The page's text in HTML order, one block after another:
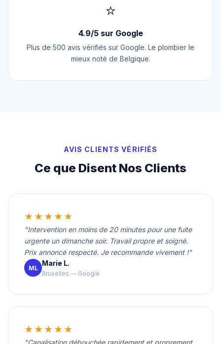
⭐
4.9/5 sur Google
Plus de 500 avis vérifiés sur Google. Le plombier le
mieux noté de Belgique.
AVIS CLIENTS VÉRIFIÉS
Ce que Disent Nos Clients
★★★★★
"Intervention en moins de 20 minutes pour une fuite
urgente un dimanche soir. Travail propre et soigné.
Prix annoncé respecté. Je recommande vivement !"
ML
Marie L.
Bruxelles — Google
★★★★★
"Canalisation débouchée rapidement et proprement.